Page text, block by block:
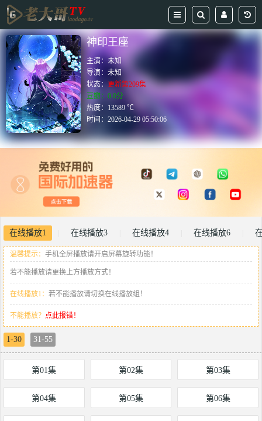
神印王座
主演：未知
导演：未知
状态： 更新第209集
豆瓣：0.0分
热度：13589 ℃
时间：2026-04-29 05:50:06
在线播放1 在线播放3 在线播放4 在线播放6
温馨提示： 手机全屏播放请开启屏幕旋转功能！
若不能播放请更换上方播放方式！
在线播放1： 若不能播放请切换在线播放组！
不能播放？ 点此报错！
1-30 31-55
第01集 第02集 第03集
第04集 第05集 第06集